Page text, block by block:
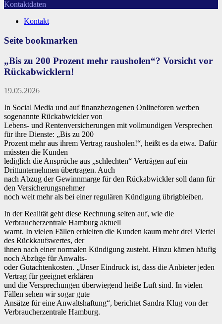
Kontaktdaten
Kontakt
Seite bookmarken
„Bis zu 200 Prozent mehr rausholen“? Vorsicht vor
Rückabwicklern!
19.05.2026
In Social Media und auf finanzbezogenen Onlineforen werben
sogenannte Rückabwickler von
Lebens- und Rentenversicherungen mit vollmundigen Versprechen
für ihre Dienste: „Bis zu 200
Prozent mehr aus ihrem Vertrag rausholen!“, heißt es da etwa. Dafür
müssten die Kunden
lediglich die Ansprüche aus „schlechten“ Verträgen auf ein
Drittunternehmen übertragen. Auch
nach Abzug der Gewinnmarge für den Rückabwickler soll dann für
den Versicherungsnehmer
noch weit mehr als bei einer regulären Kündigung übrigbleiben.
In der Realität geht diese Rechnung selten auf, wie die
Verbraucherzentrale Hamburg aktuell
warnt. In vielen Fällen erhielten die Kunden kaum mehr drei Viertel
des Rückkaufswertes, der
ihnen nach einer normalen Kündigung zusteht. Hinzu kämen häufig
noch Abzüge für Anwalts-
oder Gutachtenkosten. „Unser Eindruck ist, dass die Anbieter jeden
Vertrag für geeignet erklären
und die Versprechungen überwiegend heiße Luft sind. In vielen
Fällen sehen wir sogar gute
Ansätze für eine Anwaltshaftung“, berichtet Sandra Klug von der
Verbraucherzentrale Hamburg.